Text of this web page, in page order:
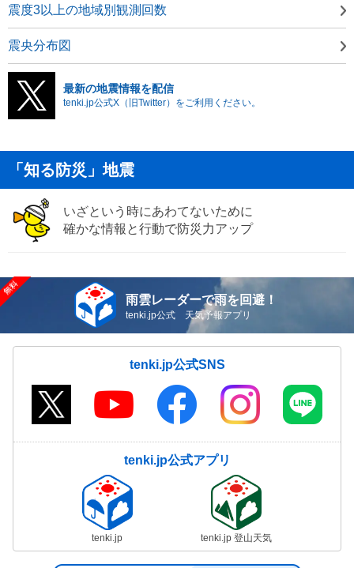
震度3以上の地域別観測回数
震央分布図
最新の地震情報を配信
tenki.jp公式X（旧Twitter）をご利用ください。
「知る防災」地震
いざという時にあわてないために
確かな情報と行動で防災力アップ
雨雲レーダーで雨を回避！
tenki.jp公式 天気予報アプリ
tenki.jp公式SNS
tenki.jp公式アプリ
tenki.jp tenki.jp 登山天気